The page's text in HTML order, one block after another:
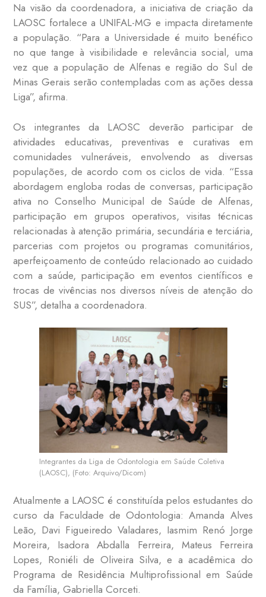
Na visão da coordenadora, a iniciativa de criação da
LAOSC fortalece a UNIFAL-MG e impacta diretamente
a população. “Para a Universidade é muito benéfico
no que tange à visibilidade e relevância social, uma
vez que a população de Alfenas e região do Sul de
Minas Gerais serão contempladas com as ações dessa
Liga”, afirma.
Os integrantes da LAOSC deverão participar de
atividades educativas, preventivas e curativas em
comunidades vulneráveis, envolvendo as diversas
populações, de acordo com os ciclos de vida. “Essa
abordagem engloba rodas de conversas, participação
ativa no Conselho Municipal de Saúde de Alfenas,
participação em grupos operativos, visitas técnicas
relacionadas à atenção primária, secundária e terciária,
parcerias com projetos ou programas comunitários,
aperfeiçoamento de conteúdo relacionado ao cuidado
com a saúde, participação em eventos científicos e
trocas de vivências nos diversos níveis de atenção do
SUS”, detalha a coordenadora.
Integrantes da Liga de Odontologia em Saúde Coletiva
(LAOSC), (Foto: Arquivo/Dicom)
Atualmente a LAOSC é constituída pelos estudantes do
curso da Faculdade de Odontologia: Amanda Alves
Leão, Davi Figueiredo Valadares, Iasmim Renó Jorge
Moreira, Isadora Abdalla Ferreira, Mateus Ferreira
Lopes, Roniéli de Oliveira Silva, e a acadêmica do
Programa de Residência Multiprofissional em Saúde
da Família, Gabriella Corceti.